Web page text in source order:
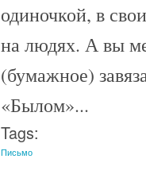
одиночкой, в
на людях. А вы
(бумажное)
«Былом»...
Tags:
Письмо